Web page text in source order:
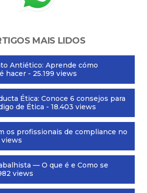
MAIS LIDOS
Antiético: Aprende cómo
hacer - 25.199 views
Ética: Conoce 6 consejos para
de Ética - 18.403 views
os profissionais de compliance no
views
— O que é e Como se
views